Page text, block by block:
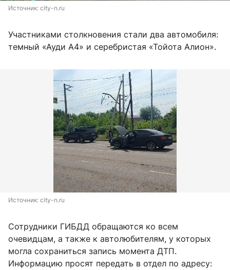
Источник: city-n.ru
Участниками столкновения стали два автомобиля:
темный «Ауди А4» и серебристая «Тойота Алион».
Источник: city-n.ru
Сотрудники ГИБДД обращаются ко всем
очевидцам, а также к автолюбителям, у которых
могла сохраниться запись момента ДТП.
Информацию просят передать в отдел по адресу: